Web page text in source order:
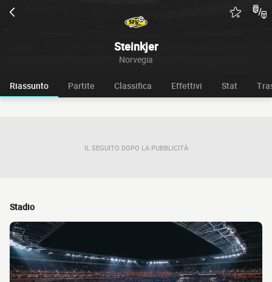
Steinkjer
Norvegia
Riassunto Partite Classifica Effettivi Stat
IL SEGUITO DOPO LA PUBBLICITÀ
Stadio